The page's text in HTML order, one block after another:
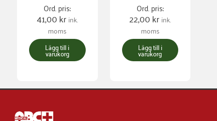
Ord. pris:
41,00kr ink.
moms
Lägg till i
varukorg
Ord. pris:
22,00kr ink.
moms
Lägg till i
varukorg